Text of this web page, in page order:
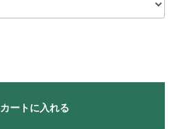
カートに入れる